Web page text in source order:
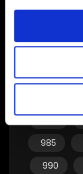
955
970
985
990